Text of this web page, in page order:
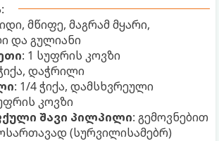
მწიფე, მაგრამ მყარი,
და გულიანი
: 1 სუფრის კოვზი
დაჭრილი
: 1/4 ჭიქა, დამსხვრეული
კოვზი
შავი პილპილი: გემოვნებით
(სურვილისამებრ)